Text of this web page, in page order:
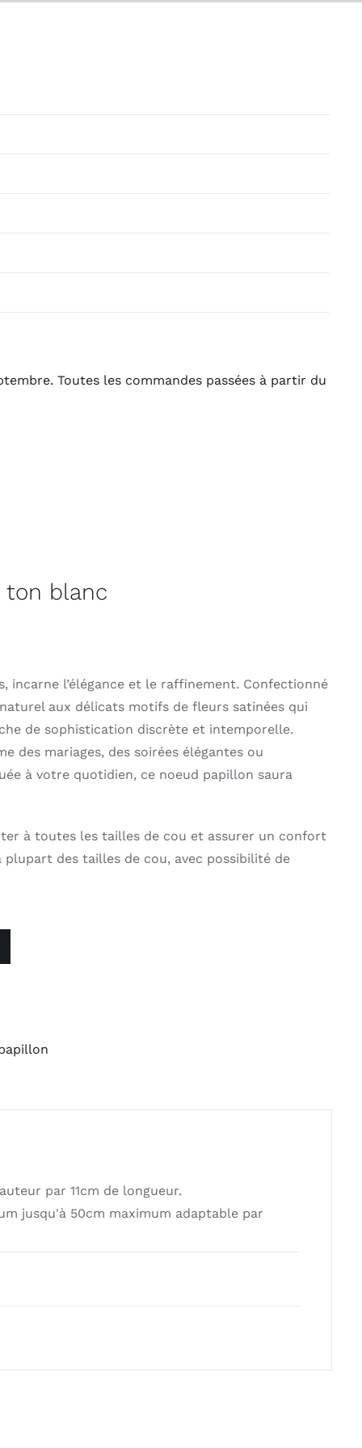
Toutes les commandes passées à partir du
ton blanc
incarne l’élégance et le raffinement. Confectionné
aux délicats motifs de fleurs satinées qui
de sophistication discrète et intemporelle.
des mariages, des soirées élégantes ou
à votre quotidien, ce noeud papillon saura
à toutes les tailles de cou et assurer un confort
des tailles de cou, avec possibilité de
par 11cm de longueur.
jusqu'à 50cm maximum adaptable par